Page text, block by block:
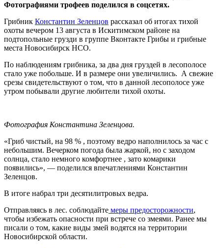
Фотографиями трофеев поделился в соцсетях.
Грибник Константин Зеленцов рассказал об итогах тихой
охоты вечером 13 августа в Искитимском районе на
подтопольные грузди в группе Вконтакте Грибы и грибные
места Новосибирск НСО.
По наблюдениям грибника, за два дня груздей в лесополосе
стало уже побольше. И в размере они увеличились. А свежие
срезы свидетельствуют о том, что в данной лесополосе уже
утром побывали другие любители тихой охоты.
Фотография Константина Зеленцова.
«Гриб чистый, на 98 % , поэтому ведро наполнилось за час с
небольшим. Вечерком погода была жаркой, но с заходом
солнца, стало немного комфортнее , зато комарики
появились», — поделился впечатлениями Константин
Зеленцов.
В итоге набрал три десятилитровых ведра.
Отправляясь в лес. соблюдайте меры предосторожности,
чтобы избежать опасности при встрече со змеями. Ранее мы
писали о том, какие виды змей водятся на территории
Новосибирской области.